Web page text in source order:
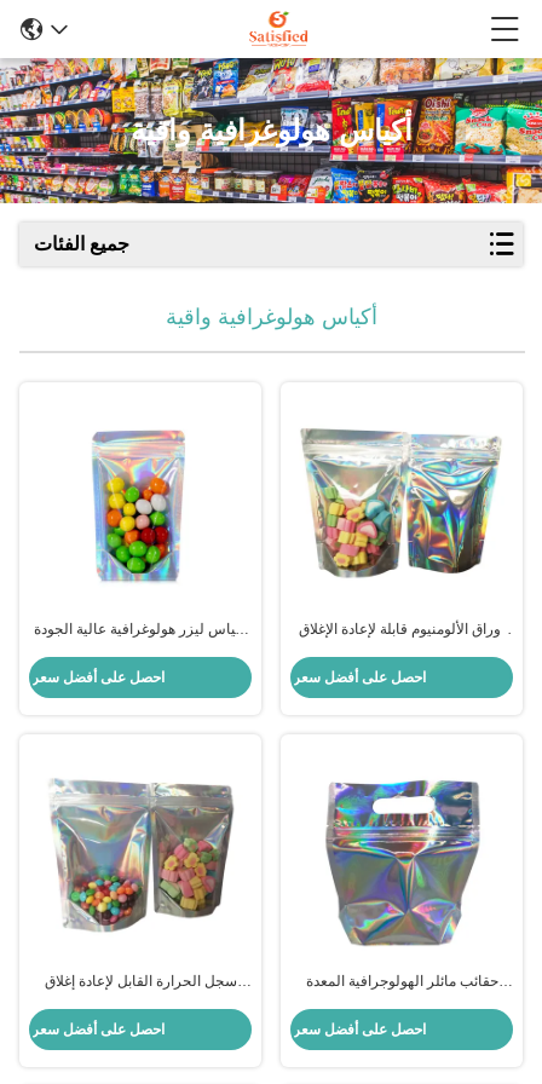
أكياس هولوغرافية واقية
جميع الفئات
أكياس هولوغرافية واقية
أكياس ليزر هولوغرافية عالية الجودة
الحشرية، الفاصوليا، الغذاء، وتغليف
الملحقات
احصل على أفضل سعر
أوراق الألومنيوم قابلة لإعادة الإغلاق
أكياس مايلر للمجوهرات الماكياج
الشفاه البراقة التعبئة التخزين
احصل على أفضل سعر
سجل الحرارة القابل لإعادة إغلاق
الوقوفية مع غوسيت أسفل واضحة
الأمامية لحزمة تخزين الطعام
احصل على أفضل سعر
حقائب مائلر الهولوجرافية المعدة
احصل على أفضل سعر